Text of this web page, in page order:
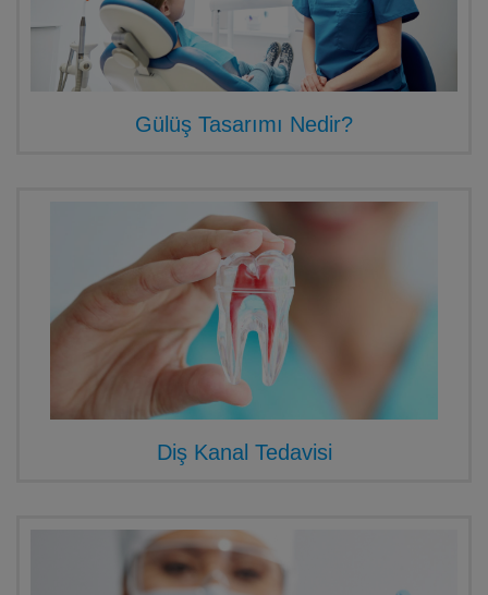
Gülüş Tasarımı Nedir?
Diş Kanal Tedavisi